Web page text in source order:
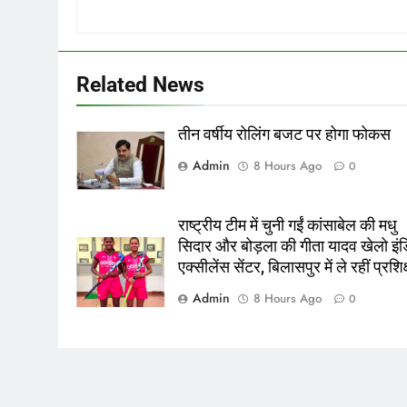
Related News
तीन वर्षीय रोलिंग बजट पर होगा फोकस
Admin
8 Hours Ago 0
राष्ट्रीय टीम में चुनी गईं कांसाबेल की मधु
सिदार और बोड़ला की गीता यादव खेलो
एक्सीलेंस सेंटर, बिलासपुर में ले रहीं
Admin
8 Hours Ago 0